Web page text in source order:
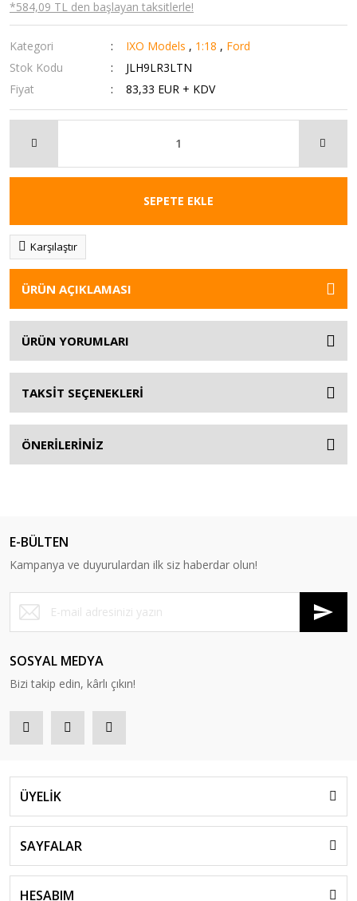
*584,09 TL den başlayan taksitlerle!
Kategori IXO Models , 1:18 , Ford
Stok Kodu
JLH9LR3LTN
Fiyat
83,33 EUR + KDV
SEPETE EKLE
Karşılaştır
ÜRÜN AÇIKLAMASI
ÜRÜN YORUMLARI
TAKSİT SEÇENEKLERİ
ÖNERİLERİNİZ
E-BÜLTEN
Kampanya ve duyurulardan ilk siz haberdar olun!
SOSYAL MEDYA
Bizi takip edin, kârlı çıkın!
ÜYELİK
SAYFALAR
HESABIM